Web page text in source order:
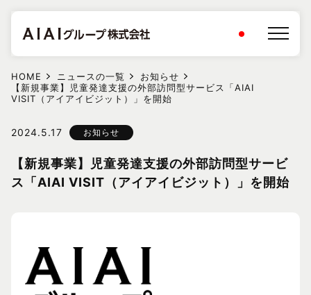
HOME ニュースの一覧
お知らせ
【新規事業】児童発達支援の外部訪問型サービス「AIAI
VISIT（アイアイビジット）」を開始
2024.5.17 お知らせ
【新規事業】児童発達支援の外部訪問型サービ
ス「AIAI VISIT（アイアイビジット）」を開始